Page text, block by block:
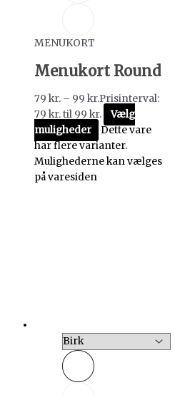
MENUKORT
Menukort Round
79 kr. – 99 kr.Prisinterval:
79 kr. til 99 kr.
Vælg
muligheder
Dette vare
har flere varianter.
Mulighederne kan vælges
på varesiden